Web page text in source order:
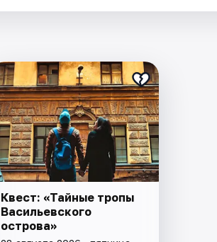
Квест: «Тайные тропы
Васильевского
острова»